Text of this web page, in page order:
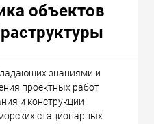
объектов
знаниями и
проектных работ
и конструкции
стационарных